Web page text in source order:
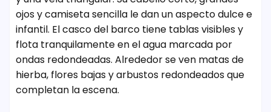
ojos y camiseta sencilla le dan un aspecto dulce e
infantil. El casco del barco tiene tablas visibles y
flota tranquilamente en el agua marcada por
ondas redondeadas. Alrededor se ven matas de
hierba, flores bajas y arbustos redondeados que
completan la escena.